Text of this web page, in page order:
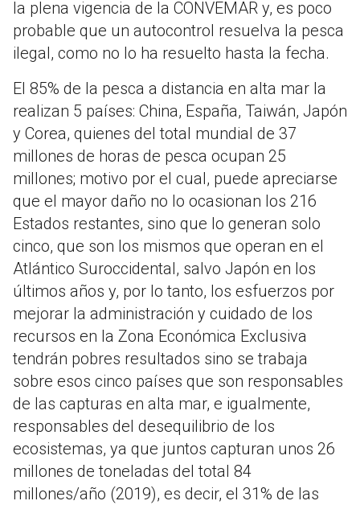
la plena vigencia de la CONVEMAR y, es poco
probable que un autocontrol resuelva la pesca
ilegal, como no lo ha resuelto hasta la fecha.
El 85% de la pesca a distancia en alta mar la
realizan 5 países: China, España, Taiwán, Japón
y Corea, quienes del total mundial de 37
millones de horas de pesca ocupan 25
millones; motivo por el cual, puede apreciarse
que el mayor daño no lo ocasionan los 216
Estados restantes, sino que lo generan solo
cinco, que son los mismos que operan en el
Atlántico Suroccidental, salvo Japón en los
últimos años y, por lo tanto, los esfuerzos por
mejorar la administración y cuidado de los
recursos en la Zona Económica Exclusiva
tendrán pobres resultados sino se trabaja
sobre esos cinco países que son responsables
de las capturas en alta mar, e igualmente,
responsables del desequilibrio de los
ecosistemas, ya que juntos capturan unos 26
millones de toneladas del total 84
millones/año (2019), es decir, el 31% de las